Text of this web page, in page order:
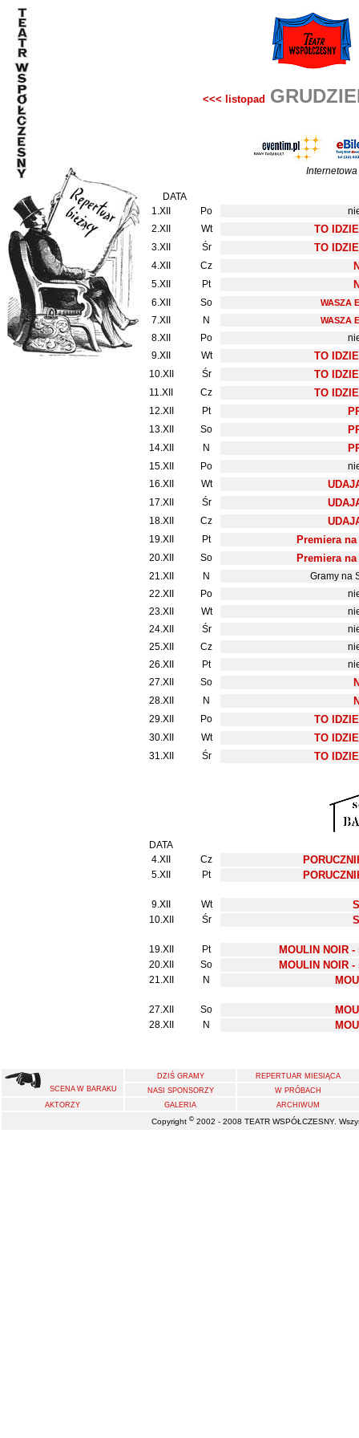
<<< listopad
DATA
1.XII
Po
2.XII
Wt TO
3.XII Śr TO
4.XII Cz
5.XII Pt
6.XII So WASZA
7.XII N WASZA
8.XII Po
9.XII
Wt TO
10.XII Śr TO
11.XII Cz TO
12.XII Pt
13.XII So
14.XII N
15.XII Po
16.XII
Wt
17.XII Śr
18.XII Cz
19.XII Pt Premiera
20.XII So Premiera
21.XII N
Gramy na
22.XII
Po
23.XII
Wt
24.XII
Śr
25.XII
Cz
26.XII
Pt
27.XII
So
28.XII N
29.XII Po TO
30.XII Wt TO
31.XII Śr TO
DATA
4.XII
Cz
5.XII Pt
9.XII Wt
10.XII Śr
19.XII Pt MOULIN NOIR
20.XII So MOULIN NOIR
21.XII N
27.XII So
28.XII N
SCENA W BARAKU
DZIŚ GRAMY
REPERTUAR MIESIĄCA
NASI SPONSORZY
W PRÓBACH
AKTORZY
GALERIA ARCHIWUM
Copyright © 2002 - 2008 TEATR WSPÓŁCZESNY.